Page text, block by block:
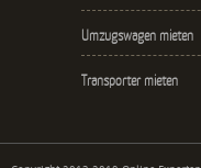
Umzugswagen mieten
Transporter mieten